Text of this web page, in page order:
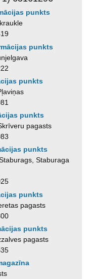
punkts
punkts
punkts
punkts
pagasts
punkts
Staburaga
punkts
pagasts
punkts
pagasts